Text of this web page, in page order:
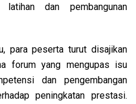
latihan dan pembangunan
para peserta turut disajikan
forum yang mengupas isu
dan pengembangan
peningkatan prestasi.